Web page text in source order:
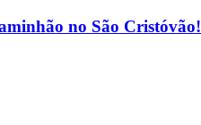
no São Cristóvão!